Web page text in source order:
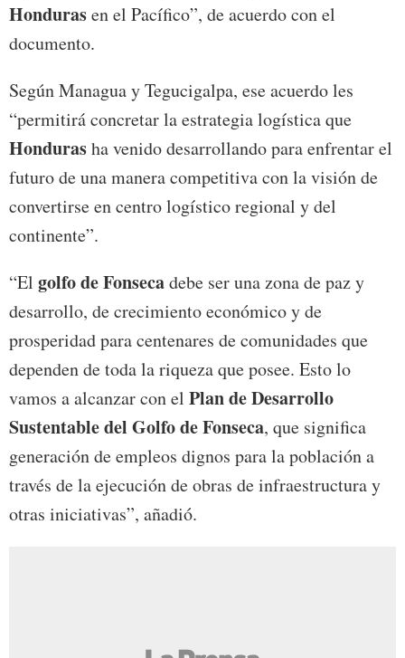
Hondurasen el Pacífico”, de acuerdo con el
documento.
Según Managua y Tegucigalpa, ese acuerdo les
“permitirá concretar la estrategia logística que
Hondurasha venido desarrollando para enfrentar el
futuro de una manera competitiva con la visión de
convertirse en centro logístico regional y del
continente”.
“El golfo de Fonsecadebe ser una zona de paz y
desarrollo, de crecimiento económico y de
prosperidad para centenares de comunidades que
dependen de toda la riqueza que posee. Esto lo
vamos a alcanzar con el Plan de Desarrollo
Sustentable del Golfo de Fonseca, que significa
generación de empleos dignos para la población a
través de la ejecución de obras de infraestructura y
otras iniciativas”, añadió.